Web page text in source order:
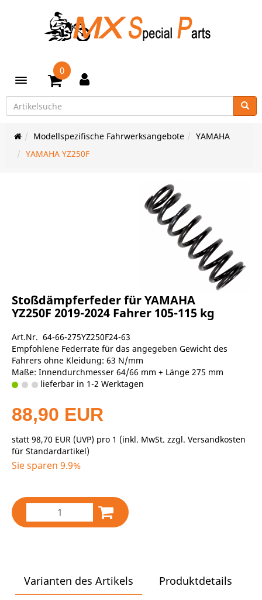
Toggle navigation
0
Modellspezifische Fahrwerksangebote
YAMAHA
YAMAHA YZ250F
Stoßdämpferfeder für YAMAHA
YZ250F 2019-2024 Fahrer 105-115 kg
Art.Nr. 64-66-275YZ250F24-63
Empfohlene Federrate für das angegeben Gewicht des
Fahrers ohne Kleidung: 63 N/mm
Maße: Innendurchmesser 64/66 mm + Länge 275 mm
lieferbar in 1-2 Werktagen
88,90 EUR
statt 98,70 EUR (UVP) pro 1 (inkl. MwSt. zzgl. Versandkosten
für Standardartikel)
Sie sparen 9.9%
Varianten des Artikels
Produktdetails